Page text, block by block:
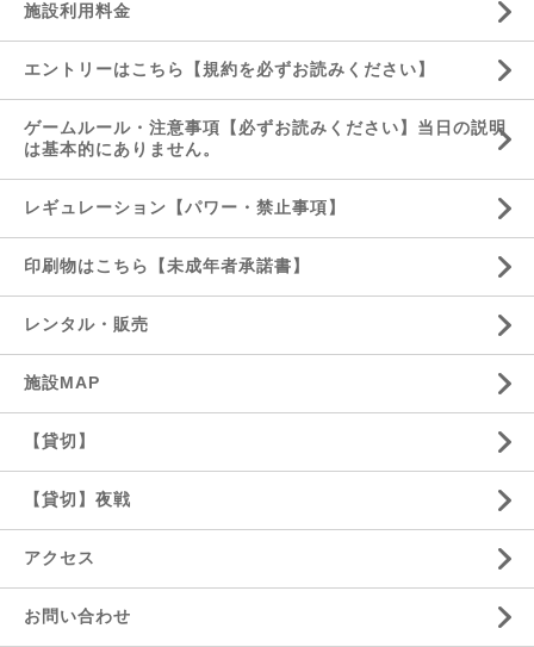
施設利用料金
エントリーはこちら【規約を必ずお読みください】
ゲームルール・注意事項【必ずお読みください】当日の説明
は基本的にありません。
レギュレーション【パワー・禁止事項】
印刷物はこちら【未成年者承諾書】
レンタル・販売
施設MAP
【貸切】
【貸切】夜戦
アクセス
お問い合わせ